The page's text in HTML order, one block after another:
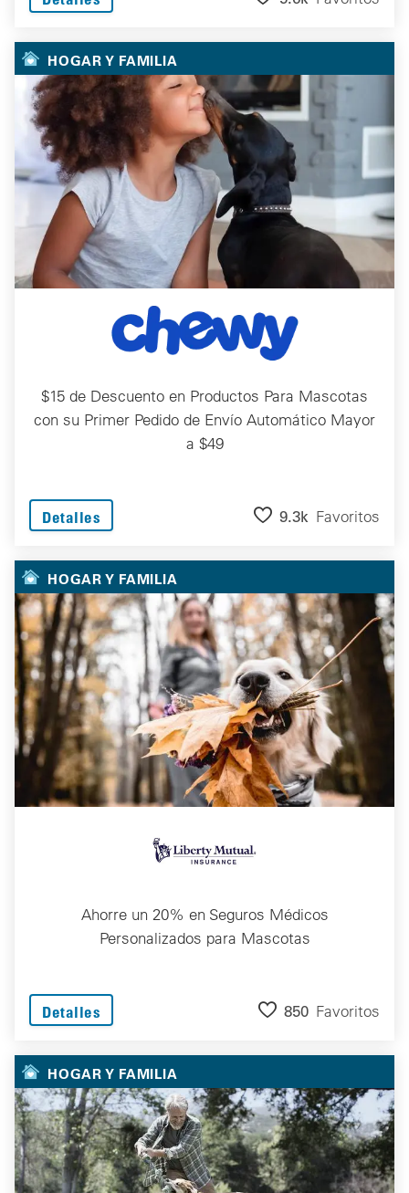
HOGAR Y FAMILIA
$15 de Descuento en Productos Para Mascotas
con su Primer Pedido de Envío Automático Mayor
a $49
Detalles 9.3k Favoritos
HOGAR Y FAMILIA
Ahorre un 20% en Seguros Médicos
Personalizados para Mascotas
Detalles 850 Favoritos
HOGAR Y FAMILIA